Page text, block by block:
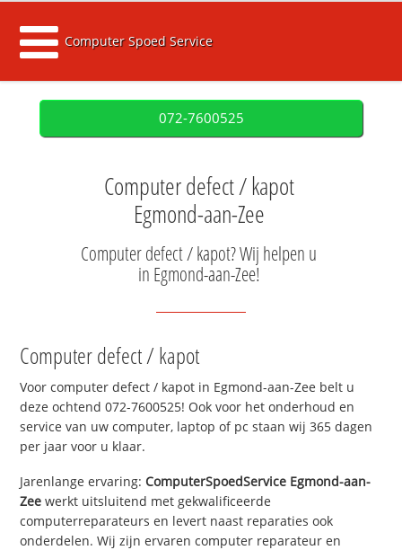
Computer Spoed Service
072-7600525
Computer defect / kapot
Egmond-aan-Zee
Computer defect / kapot? Wij helpen u
in Egmond-aan-Zee!
Computer defect / kapot
Voor computer defect / kapot in Egmond-aan-Zee belt u
deze ochtend 072-7600525! Ook voor het onderhoud en
service van uw computer, laptop of pc staan wij 365 dagen
per jaar voor u klaar.
Jarenlange ervaring:ComputerSpoedService Egmond-aan-
Zee werkt uitsluitend met gekwalificeerde
computerreparateurs en levert naast reparaties ook
onderdelen. Wij zijn ervaren computer reparateur en